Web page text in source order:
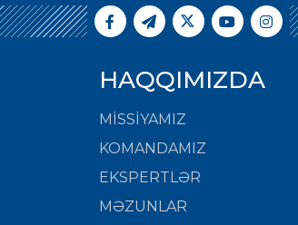
HAQQIMIZDA
MISSIYAMIZ
KOMANDAMIZ
EKSPERTLƏR
MƏZUNLAR